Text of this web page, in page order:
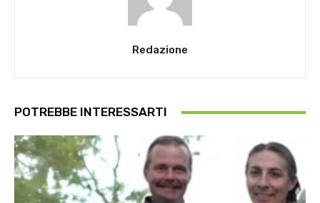
Redazione
POTREBBE INTERESSARTI